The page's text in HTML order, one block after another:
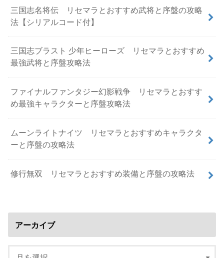
三国志名将伝 リセマラとおすすめ武将と序盤の攻略
法【シリアルコード付】
三国志ブラスト 少年ヒーローズ リセマラとおすすめ
最強武将と序盤攻略法
ファイナルファンタジー幻影戦争 リセマラとおすす
め最強キャラクターと序盤攻略法
ムーンライトナイツ リセマラとおすすめキャラクタ
ーと序盤の攻略法
修行無双 リセマラとおすすめ装備と序盤の攻略法
アーカイブ